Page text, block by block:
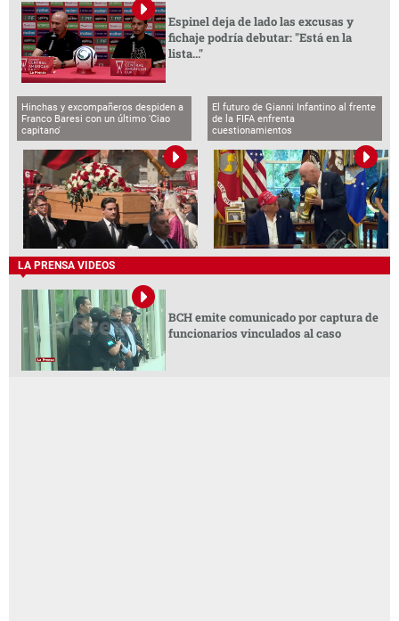
Espinel deja de lado las excusas y
fichaje podría debutar: "Está en la
lista..."
Hinchas y excompañeros despiden a
Franco Baresi con un último 'Ciao
capitano'
El futuro de Gianni Infantino al frente
de la FIFA enfrenta
cuestionamientos
LA PRENSA VIDEOS
BCH emite comunicado por captura de
funcionarios vinculados al caso